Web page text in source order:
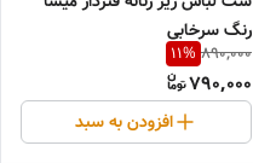
رنگ سرخابی
890,000
11%
790,000
افزودن به سبد